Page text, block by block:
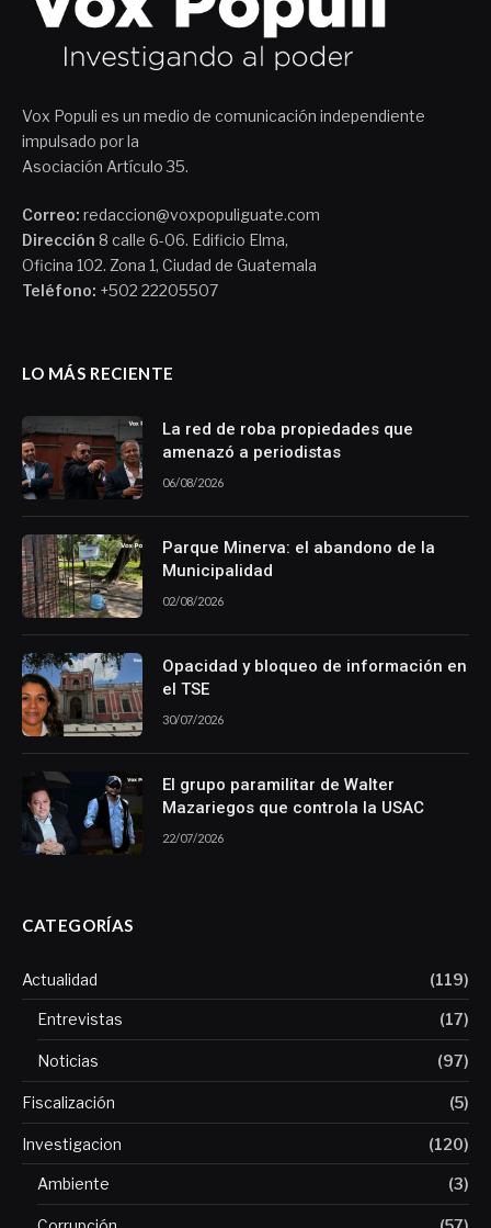
Vox Populi es un medio de comunicación independiente
impulsado por la
Asociación Artículo 35.
Correo: redaccion@voxpopuliguate.com
Dirección 8 calle 6-06. Edificio Elma,
Oficina 102. Zona 1, Ciudad de Guatemala
Teléfono: +502 22205507
LO MÁS RECIENTE
La red de roba propiedades que
amenazó a periodistas
06/08/2026
Parque Minerva: el abandono de la
Municipalidad
02/08/2026
Opacidad y bloqueo de información en
el TSE
30/07/2026
El grupo paramilitar de Walter
Mazariegos que controla la USAC
22/07/2026
CATEGORÍAS
Actualidad (119)
Entrevistas (17)
Noticias (97)
Fiscalización (5)
Investigacion (120)
Ambiente (3)